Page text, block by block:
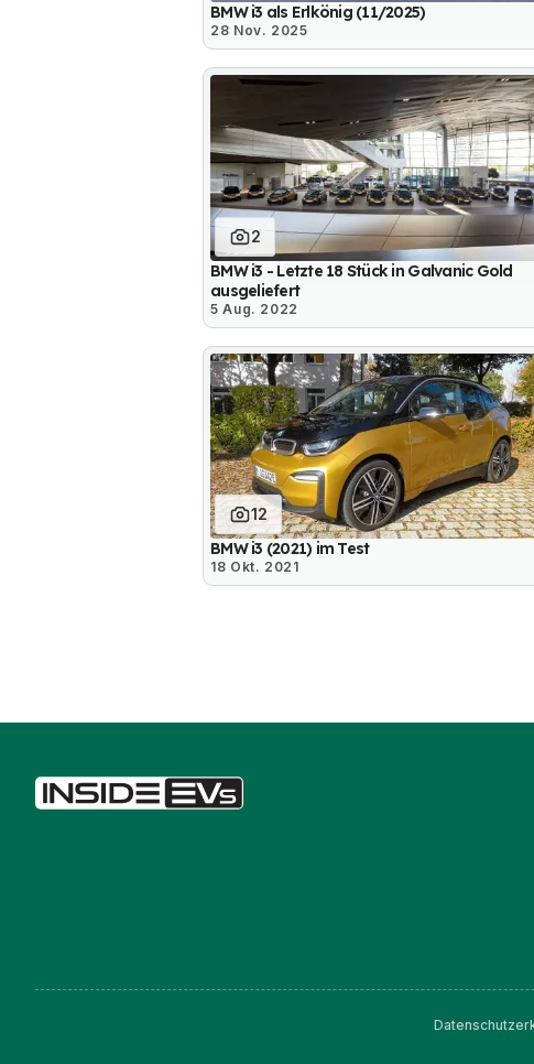
BMW i3 als Erlkönig (11/2025)
28 Nov. 2025
2
BMW i3 - Letzte 18 Stück in Galvanic Gold
ausgeliefert
5 Aug. 2022
12
BMW i3 (2021) im Test
18 Okt. 2021